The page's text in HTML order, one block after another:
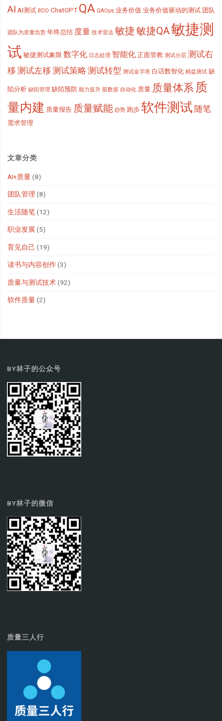
AI AI测试 BDD ChatGPT QA QAOps 业务价值 业务价值驱动的测试 团队
团队为质量负责 年终总结 度量 技术雷达 敏捷敏捷QA敏捷测
试 敏捷测试象限 数字化 日志处理 智能化 正面管教 测试分层 测试右
移 测试左移 测试策略 测试转型 测试金字塔 白话数智化 精益测试 缺
陷分析 缺陷管理 缺陷预防 能力提升 脏数据 自动化 质量 质量体系 质
量内建 质量报告 质量赋能 趋势 跑步 软件测试 随笔
需求管理
文章分类
AI+质量(8)
团队管理 (8)
生活随笔(12)
职业发展 (5)
育见自己 (19)
读书与内容创作(3)
质量与测试技术(92)
软件质量(2)
BY林子的公众号
BY林子的微信
质量三人行